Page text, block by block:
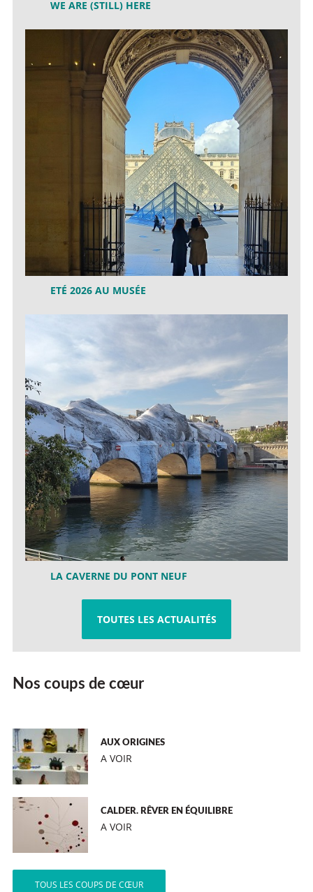
WE ARE (STILL) HERE
ETÉ 2026 AU MUSÉE
LA CAVERNE DU PONT NEUF
TOUTES LES ACTUALITÉS
Nos coups de cœur
AUX ORIGINES
A VOIR
CALDER. RÊVER EN ÉQUILIBRE
A VOIR
TOUS LES COUPS DE CŒUR